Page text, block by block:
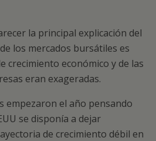
la principal explicación del
los mercados bursátiles es
crecimiento económico y de las
eran exageradas.
empezaron el año pensando
se disponía a dejar
de crecimiento débil en